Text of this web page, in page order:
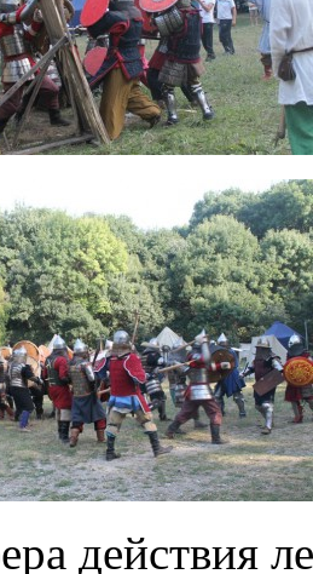
действия